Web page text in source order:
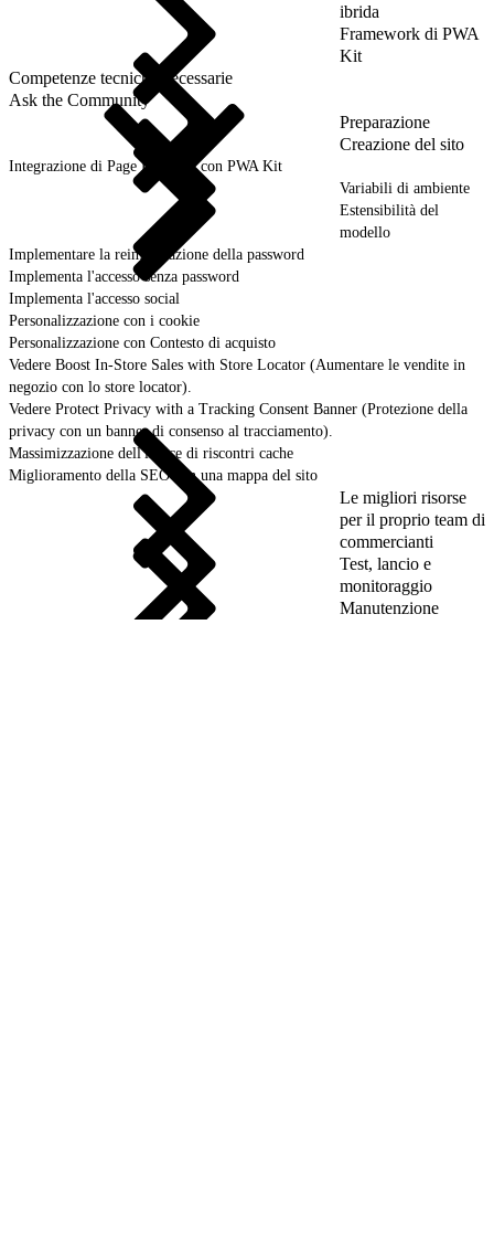
ibrida
Framework di PWA
Kit
Competenze tecniche necessarie
Ask the Community
Preparazione
Creazione del sito
Integrazione di Page Designer con PWA Kit
Variabili di ambiente
Estensibilità del
modello
Implementare la reimpostazione della password
Implementa l'accesso senza password
Implementa l'accesso social
Personalizzazione con i cookie
Personalizzazione con Contesto di acquisto
Vedere Boost In-Store Sales with Store Locator (Aumentare le vendite in
negozio con lo store locator).
Vedere Protect Privacy with a Tracking Consent Banner (Protezione della
privacy con un banner di consenso al tracciamento).
Massimizzazione dell'indice di riscontri cache
Miglioramento della SEO con una mappa del sito
Le migliori risorse
per il proprio team di
commercianti
Test, lancio e
monitoraggio
Manutenzione